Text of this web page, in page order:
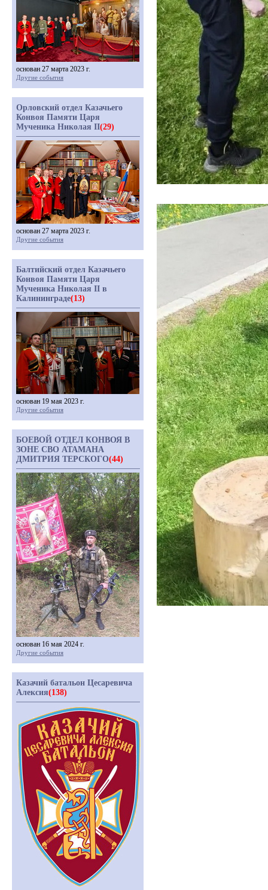
основан 27 марта 2023 г.
Другие события
Орловский отдел Казачьего
Конвоя Памяти Царя
Мученика Николая II(29)
основан 27 марта 2023 г.
Другие события
Балтийский отдел Казачьего
Конвоя Памяти Царя
Мученика Николая II в
Калининграде(13)
основан 19 мая 2023 г.
Другие события
БОЕВОЙ ОТДЕЛ КОНВОЯ В
ЗОНЕ СВО АТАМАНА
ДМИТРИЯ ТЕРСКОГО(44)
основан 16 мая 2024 г.
Другие события
Казачий батальон Цесаревича
Алексия(138)